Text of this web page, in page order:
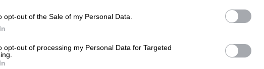
opt-out of the Sale of my Personal Data.
opt-out of processing my Personal Data for Targeted